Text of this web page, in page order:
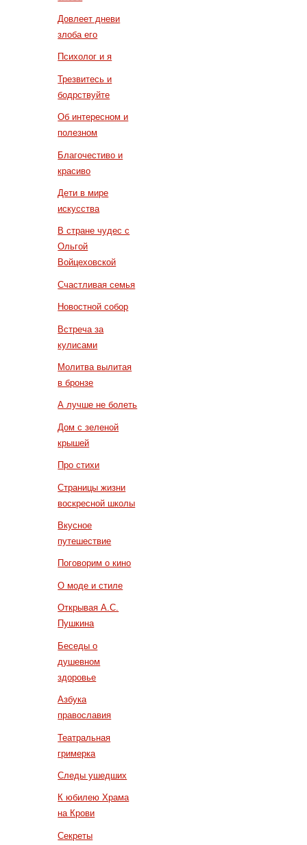
Довлеет дневи
злоба его
Психолог и я
Трезвитесь и
бодрствуйте
Об интересном и
полезном
Благочестиво и
красиво
Дети в мире
искусства
В стране чудес с
Ольгой
Войцеховской
Счастливая семья
Новостной собор
Встреча за
кулисами
Молитва вылитая
в бронзе
А лучше не болеть
Дом с зеленой
крышей
Про стихи
Страницы жизни
воскресной школы
Вкусное
путешествие
Поговорим о кино
О моде и стиле
Открывая А.С.
Пушкина
Беседы о
душевном
здоровье
Азбука
православия
Театральная
гримерка
Следы ушедших
К юбилею Храма
на Крови
Секреты